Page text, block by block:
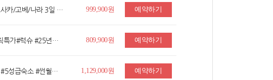
★출발확정★[최저가도전] 오사카/고베/나라 3일 (교토관광VS유니버셜스튜디오) 999,900원 예약하기
[출발확정] 보홀 5일#러보홀릭특가#럭슈 #25년신상#동반아동할인#120$상당혜택 버진아일랜드#호핑투어 #돌핀왓칭 #거북이스노클링 #알로나비치 #시티투어 #특식3회#쇼핑1회 809,900원 예약하기
부산 [NO옵션] 푸꾸옥 5일 ▶#5성급숙소 #썬월드케이블카 #빈펄사파리 #키스오브더씨 #마사지90분 #야시장2회 1,129,000원 예약하기